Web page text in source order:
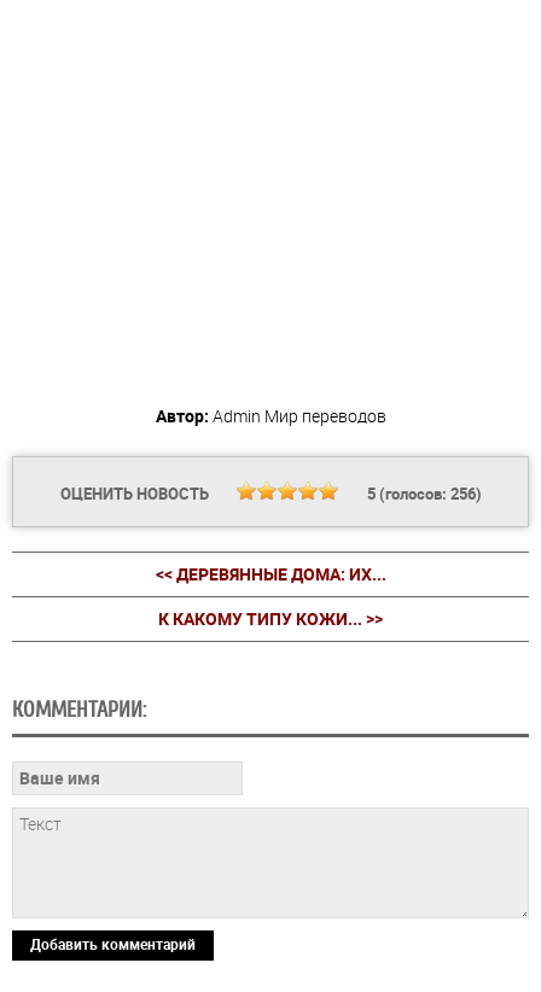
Автор: Admin Мир переводов
ОЦЕНИТЬ НОВОСТЬ 5(голосов: 256)
<< ДЕРЕВЯННЫЕ ДОМА: ИХ...
К КАКОМУ ТИПУ КОЖИ... >>
КОММЕНТАРИИ:
Добавить комментарий